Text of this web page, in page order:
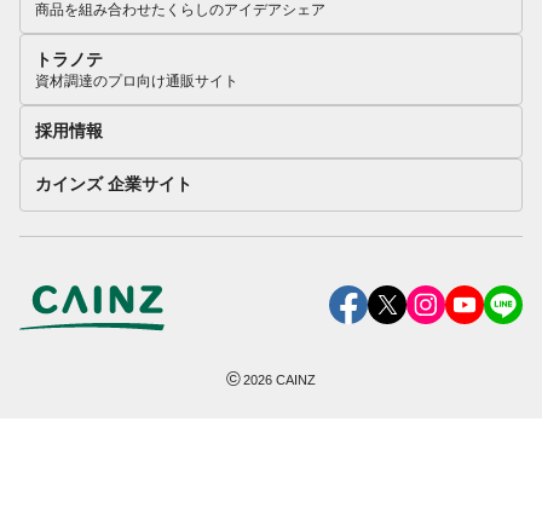
商品を組み合わせたくらしのアイデアシェア
トラノテ
資材調達のプロ向け通販サイト
採用情報
カインズ 企業サイト
©2026 CAINZ